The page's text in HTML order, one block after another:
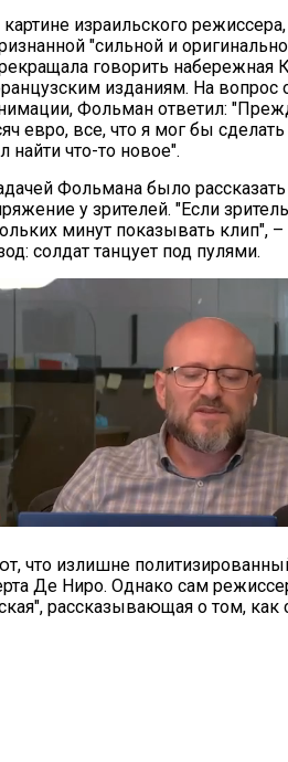
израильского
"сильной и
говорить набережная
изданиям. На
Фольман ответил:
евро, все, что я мог бы
что-то новое".
Фольмана было
у зрителей. "Если
минут показывать клип",
солдат танцует под пулями.
что излишне
Де Ниро. Однако сам
рассказывающая о том,